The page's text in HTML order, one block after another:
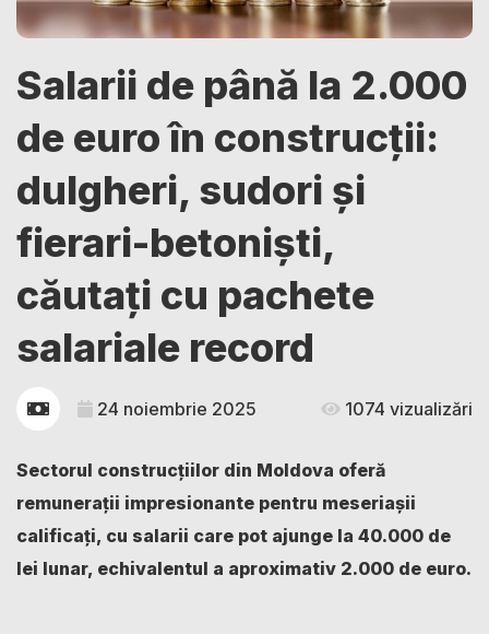
Salarii de până la 2.000
de euro în construcții:
dulgheri, sudori și
fierari-betoniști,
căutați cu pachete
salariale record
24 noiembrie 2025 1074 vizualizări
Sectorul construcțiilor din Moldova oferă
remunerații impresionante pentru meseriașii
calificați, cu salarii care pot ajunge la 40.000 de
lei lunar, echivalentul a aproximativ 2.000 de euro.